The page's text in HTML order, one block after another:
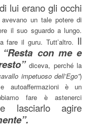
lui erano gli occhi
un tale potere di
il suo sguardo a lungo.
fare il guru. Tutt’altro. Il
“Resta con me e
diceva, perché la
impetuoso dell’Ego”)
autoaffermazioni è un
fare è astenerci
lasciarlo agire